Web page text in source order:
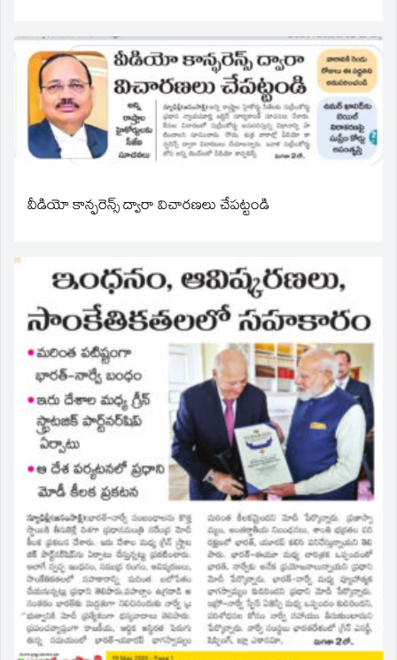
వీడియో కాన్ఫరెన్స్ ద్వారా విచారణలు చేపట్టండి